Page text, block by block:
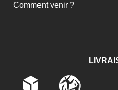
Comment venir ?